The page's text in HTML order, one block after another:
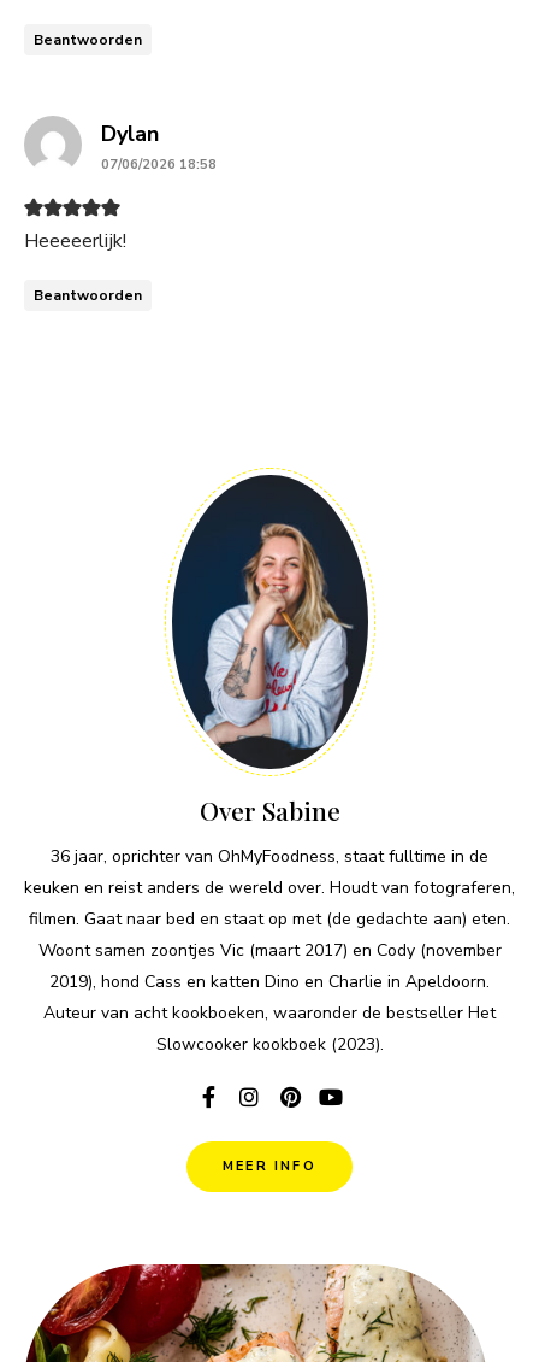
Beantwoorden
Dylansays:
07/06/2026 18:58
Heeeeerlijk!
Beantwoorden
Over Sabine
36 jaar, oprichter van OhMyFoodness, staat fulltime in de
keuken en reist anders de wereld over. Houdt van fotograferen,
filmen. Gaat naar bed en staat op met (de gedachte aan) eten.
Woont samen zoontjes Vic (maart 2017) en Cody (november
2019), hond Cass en katten Dino en Charlie in Apeldoorn.
Auteur van acht kookboeken, waaronder de bestseller Het
Slowcooker kookboek (2023).
MEER INFO